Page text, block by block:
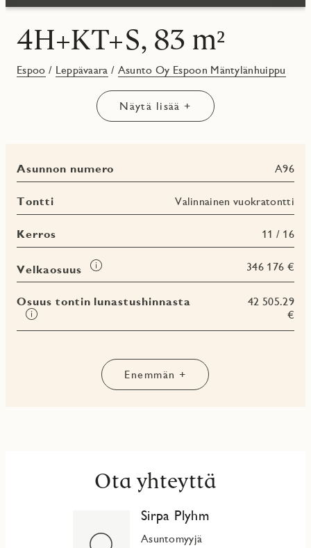
4H+KT+S, 83 m²
Espoo / Leppävaara / Asunto Oy Espoon Mäntylänhuippu
Näytä lisää +
Asunnon numero A96
Tontti Valinnainen vuokratontti
Kerros 11 / 16
Velkaosuus
Tooltip 346 176 €
Osuus tontin lunastushinnasta
Tooltip
42 505.29
€
Enemmän +
Ota yhteyttä
Sirpa Plyhm
Asuntomyyjä